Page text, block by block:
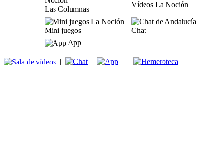
Las Columnas
Vídeos La Noción
Mini juegos
Chat
App
| | |